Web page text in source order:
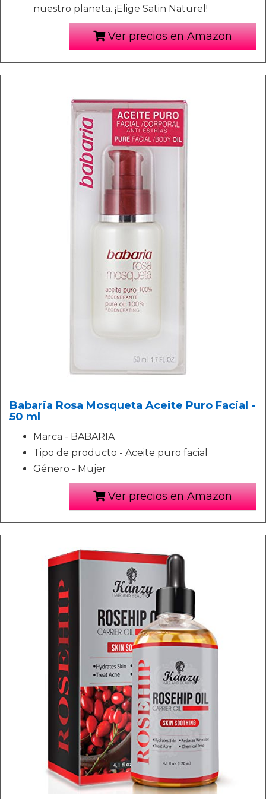
nuestro planeta. ¡Elige Satin Naturel!
Ver precios en Amazon
Babaria Rosa Mosqueta Aceite Puro Facial -
50 ml
Marca - BABARIA
Tipo de producto - Aceite puro facial
Género - Mujer
Ver precios en Amazon